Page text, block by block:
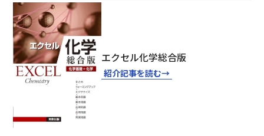
エクセル化学総合版
紹介記事を読む→